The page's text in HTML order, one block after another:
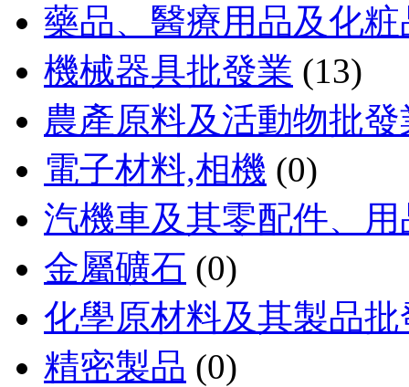
藥品、醫療用品及化
機械器具批發業 (13)
農產原料及活動物批發
電子材料,相機 (0)
汽機車及其零配件、
金屬礦石 (0)
化學原材料及其製品批
精密製品 (0)